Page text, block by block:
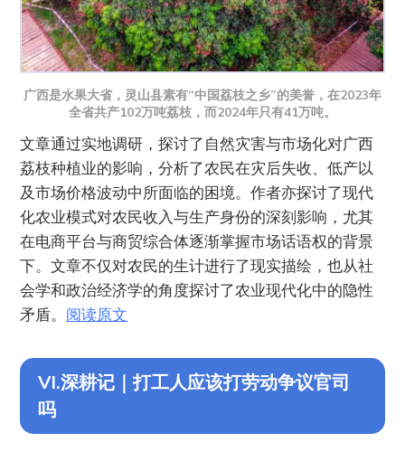
广西是水果大省，灵山县素有“中国荔枝之乡”的美誉，在2023年
全省共产102万吨荔枝，而2024年只有41万吨。
文章通过实地调研，探讨了自然灾害与市场化对广西
荔枝种植业的影响，分析了农民在灾后失收、低产以
及市场价格波动中所面临的困境。作者亦探讨了现代
化农业模式对农民收入与生产身份的深刻影响，尤其
在电商平台与商贸综合体逐渐掌握市场话语权的背景
下。文章不仅对农民的生计进行了现实描绘，也从社
会学和政治经济学的角度探讨了农业现代化中的隐性
矛盾。 阅读原文
VI.深耕记｜打工人应该打劳动争议官司
吗